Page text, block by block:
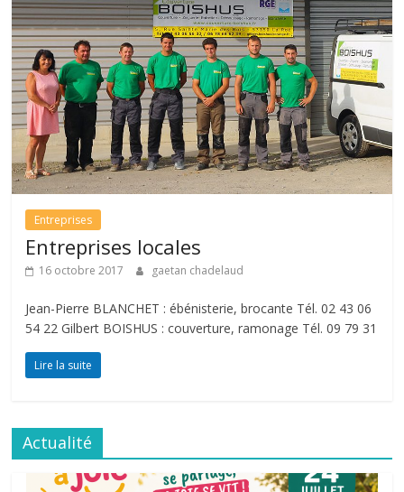
Entreprises
Entreprises locales
16 octobre 2017 gaetan chadelaud
Jean-Pierre BLANCHET : ébénisterie, brocante Tél. 02 43 06
54 22 Gilbert BOISHUS : couverture, ramonage Tél. 09 79 31
Lire la suite
Actualité